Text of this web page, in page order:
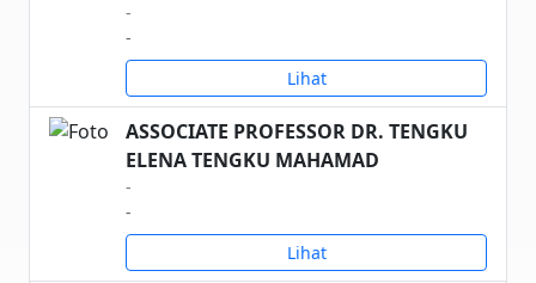
-
-
Lihat
ASSOCIATE PROFESSOR DR. TENGKU
ELENA TENGKU MAHAMAD
-
-
Lihat